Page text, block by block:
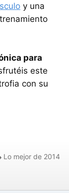
y una
para
este
con su
Lo mejor de 2014